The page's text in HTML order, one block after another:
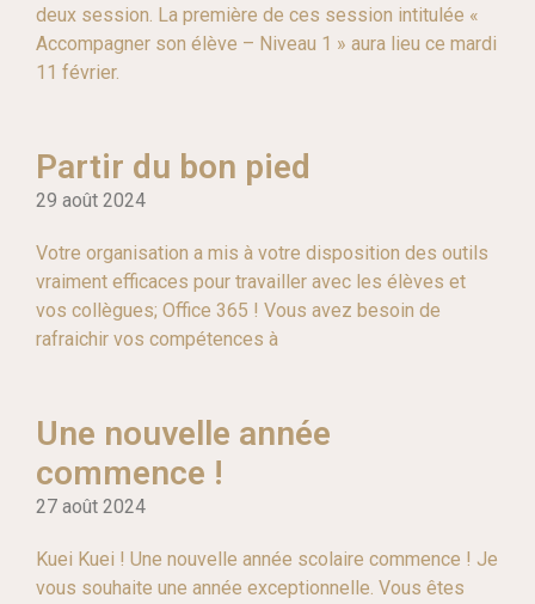
deux session. La première de ces session intitulée «
Accompagner son élève – Niveau 1 » aura lieu ce mardi
11 février.
Partir du bon pied
29 août 2024
Votre organisation a mis à votre disposition des outils
vraiment efficaces pour travailler avec les élèves et
vos collègues; Office 365 ! Vous avez besoin de
rafraichir vos compétences à
Une nouvelle année
commence !
27 août 2024
Kuei Kuei ! Une nouvelle année scolaire commence ! Je
vous souhaite une année exceptionnelle. Vous êtes